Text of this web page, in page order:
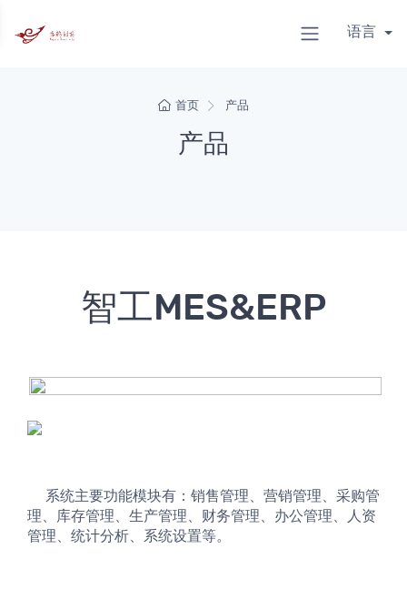
语言
首页 产品
产品
智工MES&ERP
系统主要功能模块有：销售管理、营销管理、采购管
理、库存管理、生产管理、财务管理、办公管理、人资
管理、统计分析、系统设置等。